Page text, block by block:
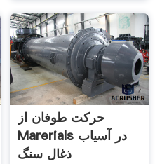
حرکت طوفان از
Marerials در آسیاب
ذغال سنگ